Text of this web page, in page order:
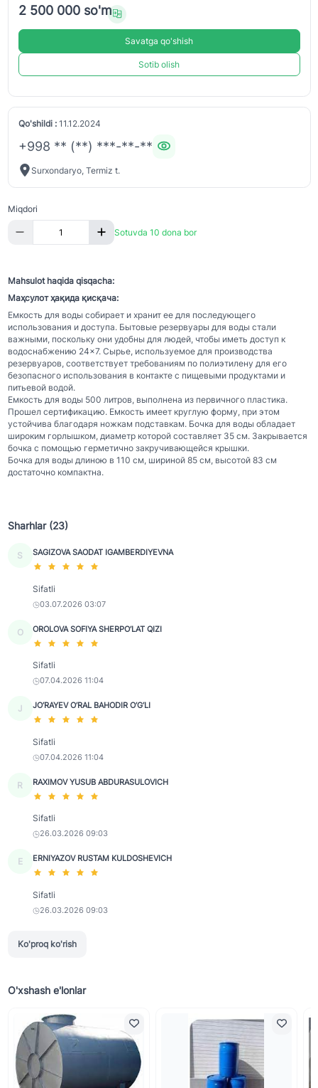
2 500 000 so'm
Savatga qo'shish
Sotib olish
Qo'shildi :11.12.2024
+998 ** (**) ***-**-**
Surxondaryo, Termiz t.
Miqdori
Sotuvda 10 dona bor
Mahsulot haqida qisqacha:
Маҳсулот ҳақида қисқача:
Емкость для воды собирает и хранит ее для последующего
использования и доступа. Бытовые резервуары для воды стали
важными, поскольку они удобны для людей, чтобы иметь доступ к
водоснабжению 24×7. Сырье, используемое для производства
резервуаров, соответствует требованиям по полиэтилену для его
безопасного использования в контакте с пищевыми продуктами и
питьевой водой.
Емкость для воды 500 литров, выполнена из первичного пластика.
Прошел сертификацию. Емкость имеет круглую форму, при этом
устойчива благодаря ножкам подставкам. Бочка для воды обладает
широким горлышком, диаметр которой составляет 35 см. Закрывается
бочка с помощью герметично закручивающейся крышки.
Бочка для воды длиною в 110 см, шириной 85 см, высотой 83 см
достаточно компактна.
Sharhlar (23)
S SAGIZOVA SAODAT IGAMBERDIYEVNA
Sifatli
03.07.2026 03:07
O OROLOVA SOFIYA SHERPO‘LAT QIZI
Sifatli
07.04.2026 11:04
J JO‘RAYEV O‘RAL BAHODIR O‘G‘LI
Sifatli
07.04.2026 11:04
R RAXIMOV YUSUB ABDURASULOVICH
Sifatli
26.03.2026 09:03
E ERNIYAZOV RUSTAM KULDOSHEVICH
Sifatli
26.03.2026 09:03
Ko'proq ko'rish
O'xshash e'lonlar